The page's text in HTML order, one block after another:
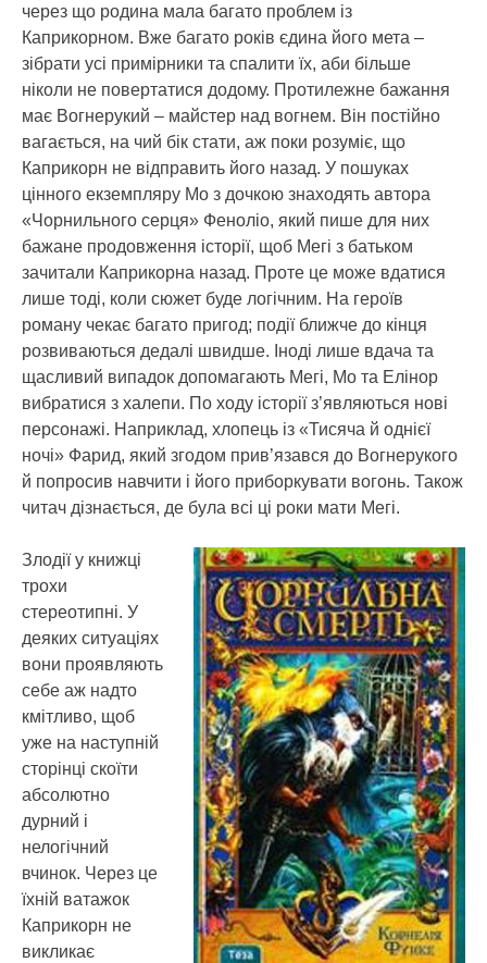
через що родина мала багато проблем із
Каприкорном. Вже багато років єдина його мета –
зібрати усі примірники та спалити їх, аби більше
ніколи не повертатися додому. Протилежне бажання
має Вогнерукий – майстер над вогнем. Він постійно
вагається, на чий бік стати, аж поки розуміє, що
Каприкорн не відправить його назад. У пошуках
цінного екземпляру Мо з дочкою знаходять автора
«Чорнильного серця» Феноліо, який пише для них
бажане продовження історії, щоб Мегі з батьком
зачитали Каприкорна назад. Проте це може вдатися
лише тоді, коли сюжет буде логічним. На героїв
роману чекає багато пригод; події ближче до кінця
розвиваються дедалі швидше. Іноді лише вдача та
щасливий випадок допомагають Мегі, Мо та Елінор
вибратися з халепи. По ходу історії з’являються нові
персонажі. Наприклад, хлопець із «Тисяча й однієї
ночі» Фарид, який згодом прив’язався до Вогнерукого
й попросив навчити і його приборкувати вогонь. Також
читач дізнається, де була всі ці роки мати Мегі.
Злодії у книжці
трохи
стереотипні. У
деяких ситуаціях
вони проявляють
себе аж надто
кмітливо, щоб
уже на наступній
сторінці скоїти
абсолютно
дурний і
нелогічний
вчинок. Через це
їхній ватажок
Каприкорн не
викликає